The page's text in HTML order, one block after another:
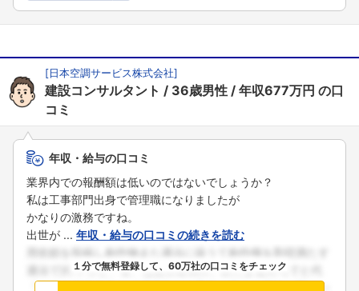
[日本空調サービス株式会社]
建設コンサルタント 36歳男性 年収677万円 の口
コミ
年収・給与の口コミ
業界内での報酬額は低いのではないでしょうか？
私は工事部門出身で管理職になりましたが
かなりの激務ですね。
出世が ... 年収・給与の口コミの続きを読む
１分で無料登録して、60万社の口コミをチェック